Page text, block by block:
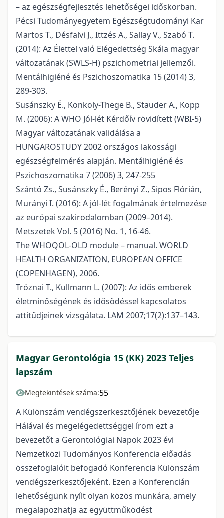
– az egészségfejlesztés lehetőségei időskorban.
Pécsi Tudományegyetem Egészségtudományi Kar
Martos T., Désfalvi J., Ittzés A., Sallay V., Szabó T.
(2014): Az Élettel való Elégedettség Skála magyar
változatának (SWLS-H) pszichometriai jellemzői.
Mentálhigiéné és Pszichoszomatika 15 (2014) 3,
289-303.
Susánszky É., Konkoly-Thege B., Stauder A., Kopp
M. (2006): A WHO Jól-lét Kérdőív rövidített (WBI-5)
Magyar változatának validálása a
HUNGAROSTUDY 2002 országos lakossági
egészségfelmérés alapján. Mentálhigiéné és
Pszichoszomatika 7 (2006) 3, 247-255
Szántó Zs., Susánszky É., Berényi Z., Sipos Flórián,
Murányi I. (2016): A jól-lét fogalmának értelmezése
az európai szakirodalomban (2009–2014).
Metszetek Vol. 5 (2016) No. 1, 16-46.
The WHOQOL-OLD module – manual. WORLD
HEALTH ORGANIZATION, EUROPEAN OFFICE
(COPENHAGEN), 2006.
Tróznai T., Kullmann L. (2007): Az idős emberek
életminőségének és idősödéssel kapcsolatos
attitűdjeinek vizsgálata. LAM 2007;17(2):137–143.
Magyar Gerontológia 15 (KK) 2023 Teljes
lapszám
Megtekintések száma:55
A Különszám vendégszerkesztőjének bevezetője
Hálával és megelégedettséggel írom ezt a
bevezetőt a Gerontológiai Napok 2023 évi
Nemzetközi Tudományos Konferencia előadás
összefoglalóit befogadó Konferencia Különszám
vendégszerkesztőjeként. Ezen a Konferencián
lehetőségünk nyílt olyan közös munkára, amely
megalapozhatja az együttműködést